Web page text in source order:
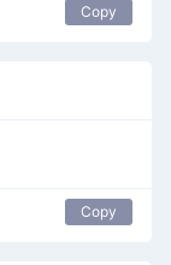
Copy
Copy